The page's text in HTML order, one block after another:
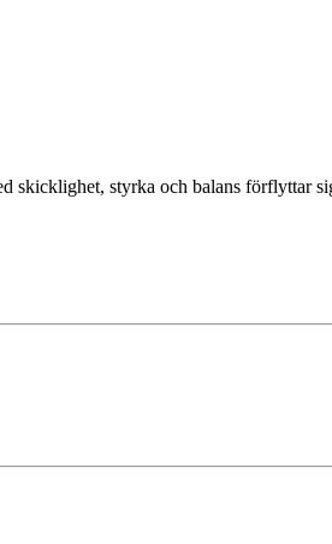
skicklighet, styrka och balans förflyttar